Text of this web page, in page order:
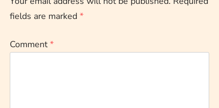
fields are marked *
Comment*